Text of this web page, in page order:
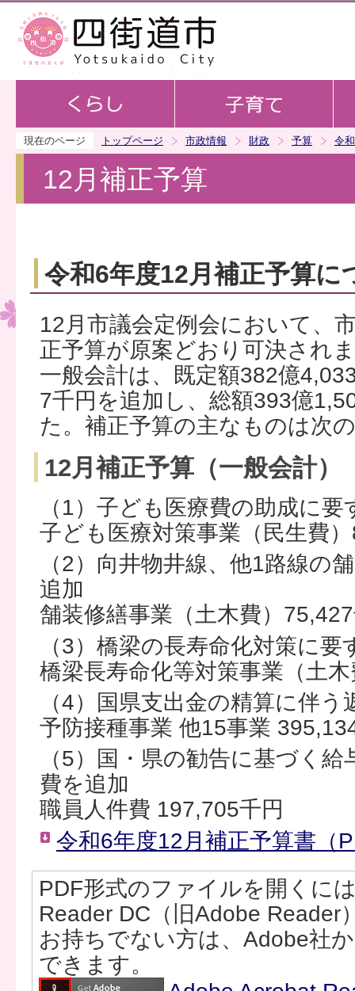
現在のページ トップページ 市政情報 財政 予算 令
12月補正予算
令和6年度12月補正予算に
12月市議会定例会において、
正予算が原案どおり可決され
一般会計は、既定額382億
7千円を追加し、総額393億
た。補正予算の主なものは次
12月補正予算（一般会計）
（1）子ども医療費の助成に
子ども医療対策事業（民生費
（2）向井物井線、他1路線の
追加
舗装修繕事業（土木費）
（3）橋梁の長寿命化対策に
橋梁長寿命化等対策事業（土
（4）国県支出金の精算に伴う
予防接種事業 他15事業
（5）国・県の勧告に基づく
費を追加
職員人件費 197,705千円
令和6年度12月補正予算書（
PDF形式のファイルを開くに
Reader DC（旧Adobe Reader
お持ちでない方は、Adobe社
できます。